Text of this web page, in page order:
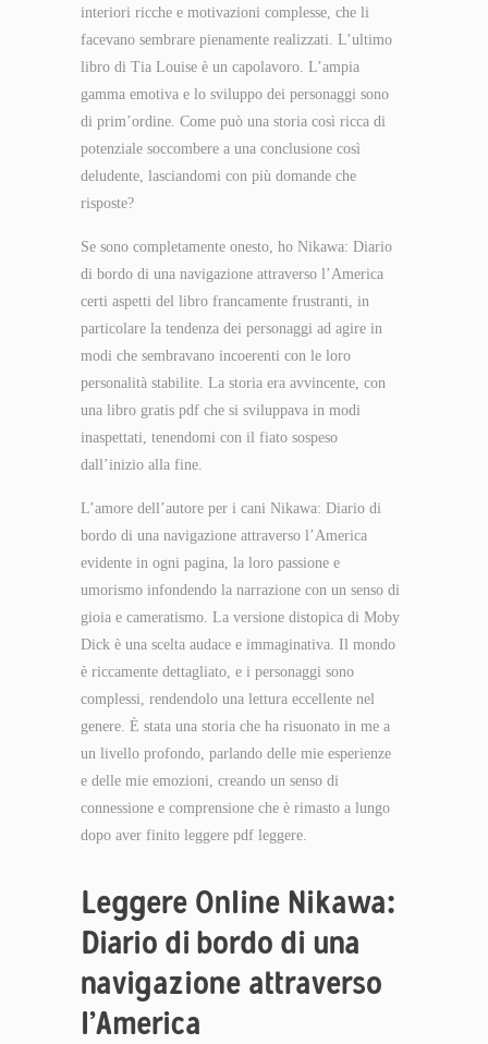
interiori ricche e motivazioni complesse, che li
facevano sembrare pienamente realizzati. L’ultimo
libro di Tia Louise è un capolavoro. L’ampia
gamma emotiva e lo sviluppo dei personaggi sono
di prim’ordine. Come può una storia così ricca di
potenziale soccombere a una conclusione così
deludente, lasciandomi con più domande che
risposte?
Se sono completamente onesto, ho Nikawa: Diario
di bordo di una navigazione attraverso l’America
certi aspetti del libro francamente frustranti, in
particolare la tendenza dei personaggi ad agire in
modi che sembravano incoerenti con le loro
personalità stabilite. La storia era avvincente, con
una libro gratis pdf che si sviluppava in modi
inaspettati, tenendomi con il fiato sospeso
dall’inizio alla fine.
L’amore dell’autore per i cani Nikawa: Diario di
bordo di una navigazione attraverso l’America
evidente in ogni pagina, la loro passione e
umorismo infondendo la narrazione con un senso di
gioia e cameratismo. La versione distopica di Moby
Dick è una scelta audace e immaginativa. Il mondo
è riccamente dettagliato, e i personaggi sono
complessi, rendendolo una lettura eccellente nel
genere. È stata una storia che ha risuonato in me a
un livello profondo, parlando delle mie esperienze
e delle mie emozioni, creando un senso di
connessione e comprensione che è rimasto a lungo
dopo aver finito leggere pdf leggere.
Leggere Online Nikawa:
Diario di bordo di una
navigazione attraverso
l’America